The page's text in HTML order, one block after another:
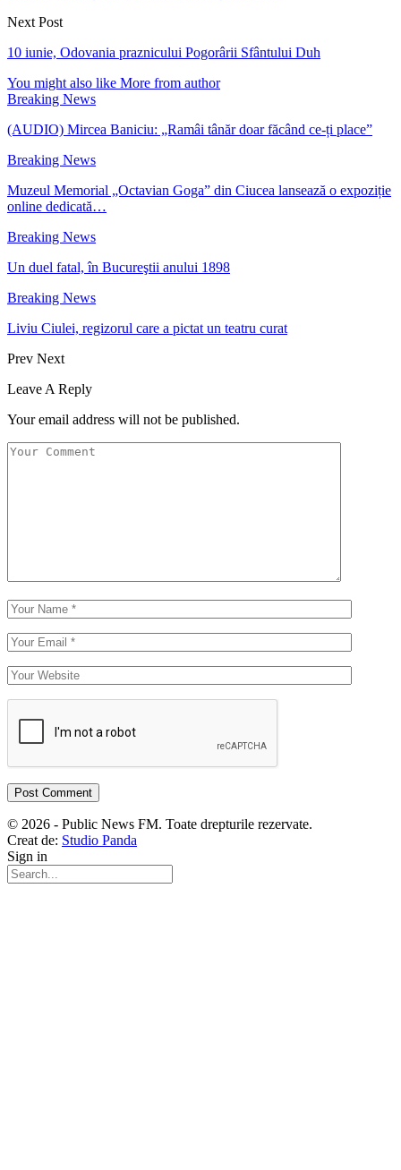
Next Post
10 iunie, Odovania praznicului Pogorârii Sfântului Duh
You might also like More from author
Breaking News
(AUDIO) Mircea Baniciu: „Ramâi tânăr doar făcând ce-ți place”
Breaking News
Muzeul Memorial „Octavian Goga” din Ciucea lansează o expoziție
online dedicată…
Breaking News
Un duel fatal, în Bucureştii anului 1898
Breaking News
Liviu Ciulei, regizorul care a pictat un teatru curat
Prev Next
Leave A Reply
Your email address will not be published.
© 2026 - Public News FM. Toate drepturile rezervate.
Creat de: Studio Panda
Sign in